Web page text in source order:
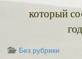
который
Без рубрики